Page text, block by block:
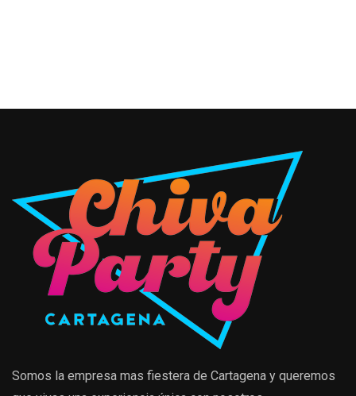
Somos la empresa mas fiestera de Cartagena y queremos